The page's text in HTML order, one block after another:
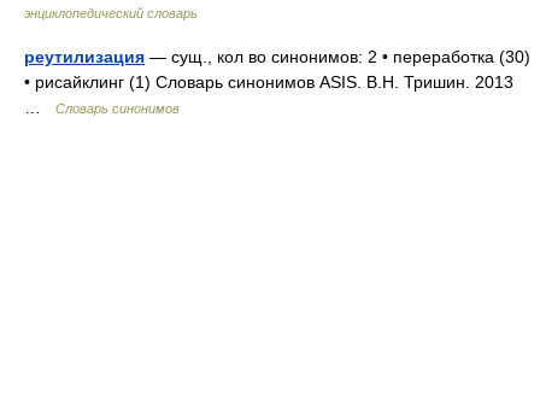
энциклопедический словарь
реутилизация — сущ., кол во синонимов: 2 • переработка (30)
• рисайклинг (1) Словарь синонимов ASIS. В.Н. Тришин. 2013
Словарь синонимов